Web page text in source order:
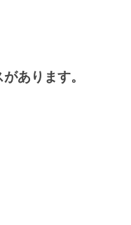
あります。